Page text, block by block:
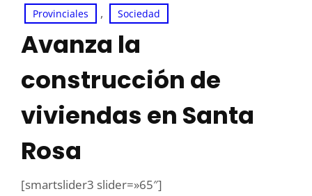
Provinciales , Sociedad
Avanza la
construcción de
viviendas en Santa
Rosa
[smartslider3 slider=»65″]